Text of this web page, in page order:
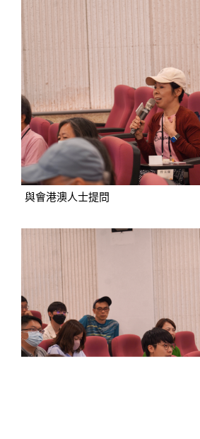
與會港澳人士提問